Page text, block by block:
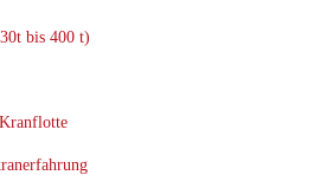
bis 400 t)